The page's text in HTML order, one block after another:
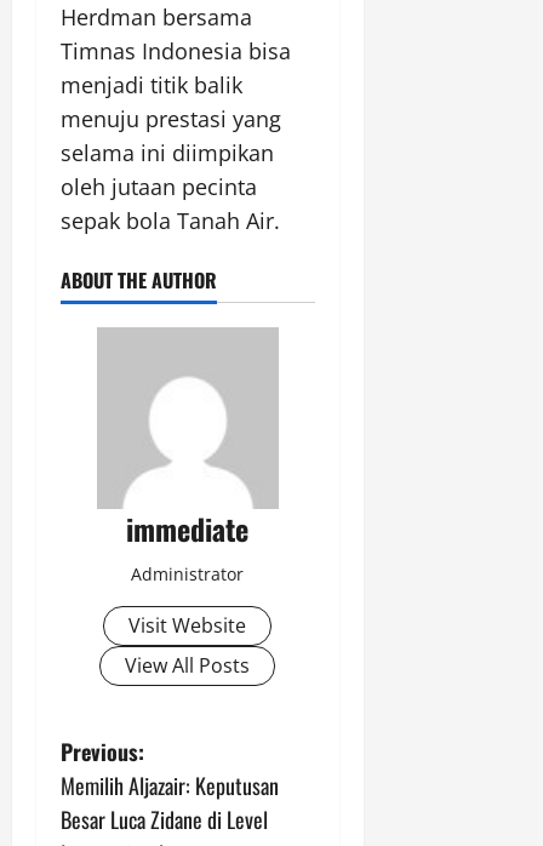
Herdman bersama
Timnas Indonesia bisa
menjadi titik balik
menuju prestasi yang
selama ini diimpikan
oleh jutaan pecinta
sepak bola Tanah Air.
ABOUT THE AUTHOR
immediate
Administrator
Visit Website
View All Posts
P
o
Previous:
Memilih Aljazair: Keputusan
Besar Luca Zidane di Level